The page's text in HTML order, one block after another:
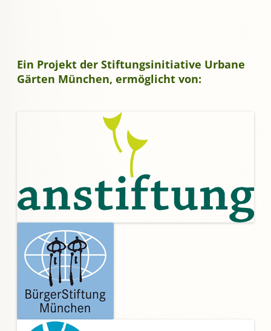
Ein Projekt der Stiftungsinitiative Urbane
Gärten München, ermöglicht von: